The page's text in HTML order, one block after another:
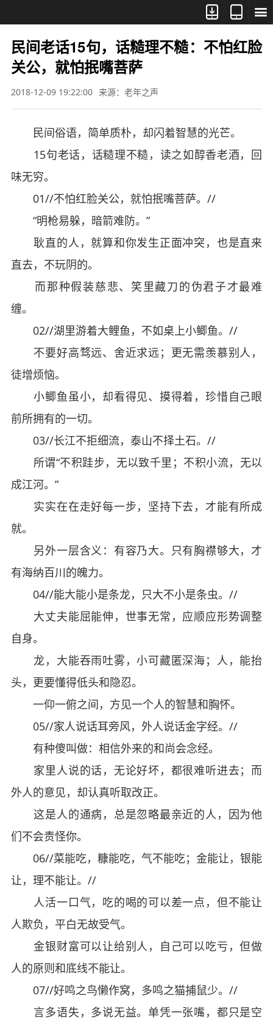



民间老话15句，话糙理不糙：不怕红脸
关公，就怕抿嘴菩萨
2018-12-09 19:22:00 来源：老年之声
民间俗语，简单质朴，却闪着智慧的光芒。
15句老话，话糙理不糙，读之如醇香老酒，回
味无穷。
01//不怕红脸关公，就怕抿嘴菩萨。//
“明枪易躲，暗箭难防。”
耿直的人，就算和你发生正面冲突，也是直来
直去，不玩阴的。
而那种假装慈悲、笑里藏刀的伪君子才最难
缠。
02//湖里游着大鲤鱼，不如桌上小鲫鱼。//
不要好高骛远、舍近求远；更无需羡慕别人，
徒增烦恼。
小鲫鱼虽小，却看得见、摸得着，珍惜自己眼
前所拥有的一切。
03//长江不拒细流，泰山不择土石。//
所谓“不积跬步，无以致千里；不积小流，无以
成江河。”
实实在在走好每一步，坚持下去，才能有所成
就。
另外一层含义：有容乃大。只有胸襟够大，才
有海纳百川的魄力。
04//能大能小是条龙，只大不小是条虫。//
大丈夫能屈能伸，世事无常，应顺应形势调整
自身。
龙，大能吞雨吐雾，小可藏匿深海；人，能抬
头，更要懂得低头和隐忍。
一仰一俯之间，方见一个人的智慧和胸怀。
05//家人说话耳旁风，外人说话金字经。//
有种傻叫做：相信外来的和尚会念经。
家里人说的话，无论好坏，都很难听进去；而
外人的意见，却认真听取改正。
这是人的通病，总是忽略最亲近的人，因为他
们不会责怪你。
06//菜能吃，糠能吃，气不能吃；金能让，银能
让，理不能让。//
人活一口气，吃的喝的可以差一点，但不能让
人欺负，平白无故受气。
金银财富可以让给别人，自己可以吃亏，但做
人的原则和底线不能让。
07//好鸣之鸟懒作窝，多鸣之猫捕鼠少。//
言多语失，多说无益。单凭一张嘴，都只是空